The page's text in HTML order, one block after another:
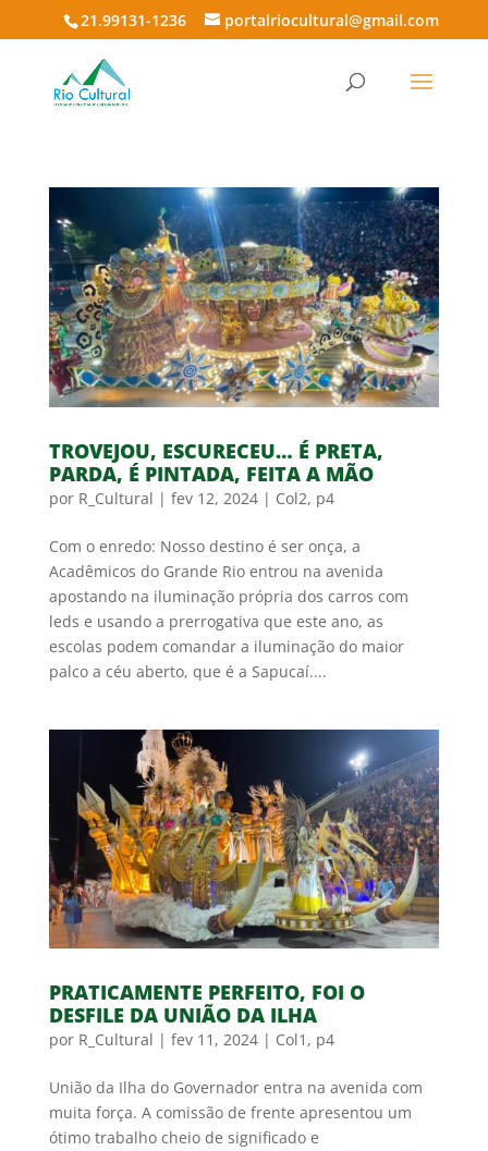
21.99131-1236 portalriocultural@gmail.com
TROVEJOU, ESCURECEU… É PRETA,
PARDA, É PINTADA, FEITA A MÃO
por R_Cultural | fev 12, 2024| Col2, p4
Com o enredo: Nosso destino é ser onça, a
Acadêmicos do Grande Rio entrou na avenida
apostando na iluminação própria dos carros com
leds e usando a prerrogativa que este ano, as
escolas podem comandar a iluminação do maior
palco a céu aberto, que é a Sapucaí....
PRATICAMENTE PERFEITO, FOI O
DESFILE DA UNIÃO DA ILHA
por R_Cultural | fev 11, 2024| Col1 , p4
União da Ilha do Governador entra na avenida com
muita força. A comissão de frente apresentou um
ótimo trabalho cheio de significado e